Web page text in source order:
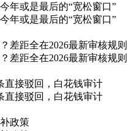
年或是最后的“宽松窗口”
年或是最后的“宽松窗口”
差距全在2026最新审核规则
差距全在2026最新审核规则
直接驳回，白花钱审计
直接驳回，白花钱审计
政策